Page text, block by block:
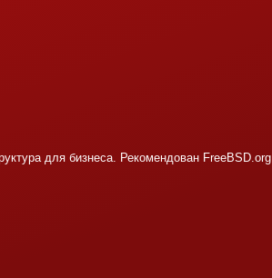
для бизнеса. Рекомендован FreeBSD.org